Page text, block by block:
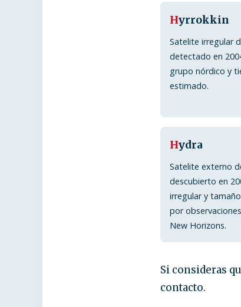
Hyrrokkin
Satelite irregular
detectado en
grupo nórdico y
estimado.
Hydra
Satelite externo
descubierto en
irregular y
por
New Horizons.
Si consideras
contacto.